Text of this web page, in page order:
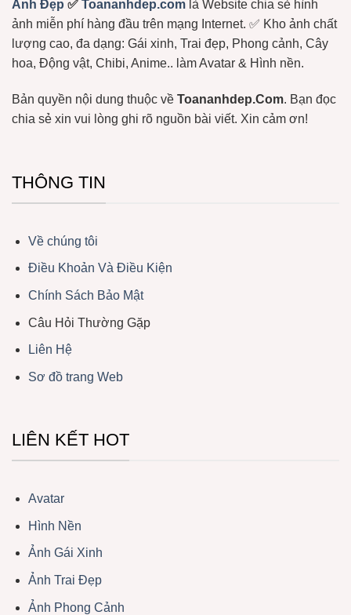
Phí
Ảnh Đẹp ✅ Toananhdep.com là Website chia sẻ hình
ảnh miễn phí hàng đầu trên mạng Internet. ✅ Kho ảnh chất
lượng cao, đa dạng: Gái xinh, Trai đẹp, Phong cảnh, Cây
hoa, Động vật, Chibi, Anime.. làm Avatar & Hình nền.
Bản quyền nội dung thuộc về Toananhdep.Com. Bạn đọc
chia sẻ xin vui lòng ghi rõ nguồn bài viết. Xin cảm ơn!
THÔNG TIN
Về chúng tôi
Điều Khoản Và Điều Kiện
Chính Sách Bảo Mật
Câu Hỏi Thường Gặp
Liên Hệ
Sơ đồ trang Web
LIÊN KẾT HOT
Avatar
Hình Nền
Ảnh Gái Xinh
Ảnh Trai Đẹp
Ảnh Phong Cảnh